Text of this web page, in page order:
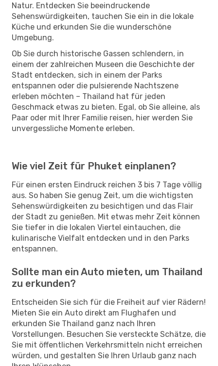
Natur. Entdecken Sie beeindruckende
Sehenswürdigkeiten, tauchen Sie ein in die lokale
Küche und erkunden Sie die wunderschöne
Umgebung.
Ob Sie durch historische Gassen schlendern, in
einem der zahlreichen Museen die Geschichte der
Stadt entdecken, sich in einem der Parks
entspannen oder die pulsierende Nachtszene
erleben möchten – Thailand hat für jeden
Geschmack etwas zu bieten. Egal, ob Sie alleine, als
Paar oder mit Ihrer Familie reisen, hier werden Sie
unvergessliche Momente erleben.
Wie viel Zeit für Phuket einplanen?
Für einen ersten Eindruck reichen 3 bis 7 Tage völlig
aus. So haben Sie genug Zeit, um die wichtigsten
Sehenswürdigkeiten zu besichtigen und das Flair
der Stadt zu genießen. Mit etwas mehr Zeit können
Sie tiefer in die lokalen Viertel eintauchen, die
kulinarische Vielfalt entdecken und in den Parks
entspannen.
Sollte man ein Auto mieten, um Thailand
zu erkunden?
Entscheiden Sie sich für die Freiheit auf vier Rädern!
Mieten Sie ein Auto direkt am Flughafen und
erkunden Sie Thailand ganz nach Ihren
Vorstellungen. Besuchen Sie versteckte Schätze, die
Sie mit öffentlichen Verkehrsmitteln nicht erreichen
würden, und gestalten Sie Ihren Urlaub ganz nach